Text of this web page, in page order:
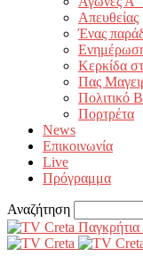
Απευθείας
Ένας
Κερκίδα
Πας
Πολιτικό
Πορτρέτα
News
Επικοινωνία
Live
Πρόγραμμα
Αναζήτηση